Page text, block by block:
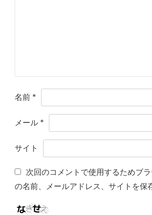
名前 *
メール *
サイト
次回のコメントで使用するためブ
の名前、メールアドレス、サイトを保